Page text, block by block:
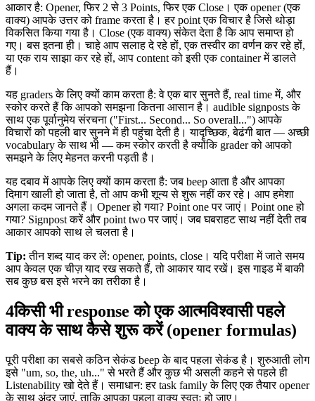
आकार है: Opener, फिर 2 से 3 Points, फिर एक Close। एक opener (एक
वाक्य) आपके उत्तर को frame करता है। हर point एक विचार है जिसे थोड़ा
विकसित किया गया है। Close (एक वाक्य) संकेत देता है कि आप समाप्त हो
गए। बस इतना ही। चाहे आप सलाह दे रहे हों, एक तस्वीर का वर्णन कर रहे हों,
या एक राय साझा कर रहे हों, आप content को इसी एक container में डालते
हैं।
यह graders के लिए क्यों काम करता है: वे एक बार सुनते हैं, real time में, और
स्कोर करते हैं कि आपको समझना कितना आसान है। audible signposts के
साथ एक पूर्वानुमेय संरचना ("First... Second... So overall...") आपके
विचारों को पहली बार सुनने में ही पहुंचा देती है। यादृच्छिक, बेढंगी बात — अच्छी
vocabulary के साथ भी — कम स्कोर करती है क्योंकि grader को आपको
समझने के लिए मेहनत करनी पड़ती है।
यह दबाव में आपके लिए क्यों काम करता है: जब beep आता है और आपका
दिमाग खाली हो जाता है, तो आप कभी शून्य से शुरू नहीं कर रहे। आप हमेशा
अगला कदम जानते हैं। Opener हो गया? Point one पर जाएं। Point one हो
गया? Signpost करें और point two पर जाएं। जब घबराहट साथ नहीं देती तब
आकार आपको साथ ले चलता है।
Tip: तीन शब्द याद कर लें: opener, points, close। यदि परीक्षा में जाते समय
आप केवल एक चीज़ याद रख सकते हैं, तो आकार याद रखें। इस गाइड में बाकी
सब कुछ बस इसे भरने का तरीका है।
4किसी भी response को एक आत्मविश्वासी पहले
वाक्य के साथ कैसे शुरू करें (opener formulas)
पूरी परीक्षा का सबसे कठिन सेकंड beep के बाद पहला सेकंड है। शुरुआती लोग
इसे "um, so, the, uh..." से भरते हैं और कुछ भी असली कहने से पहले ही
Listenability खो देते हैं। समाधान: हर task family के लिए एक तैयार opener
के साथ अंदर जाएं, ताकि आपका पहला वाक्य स्वतः हो जाए।